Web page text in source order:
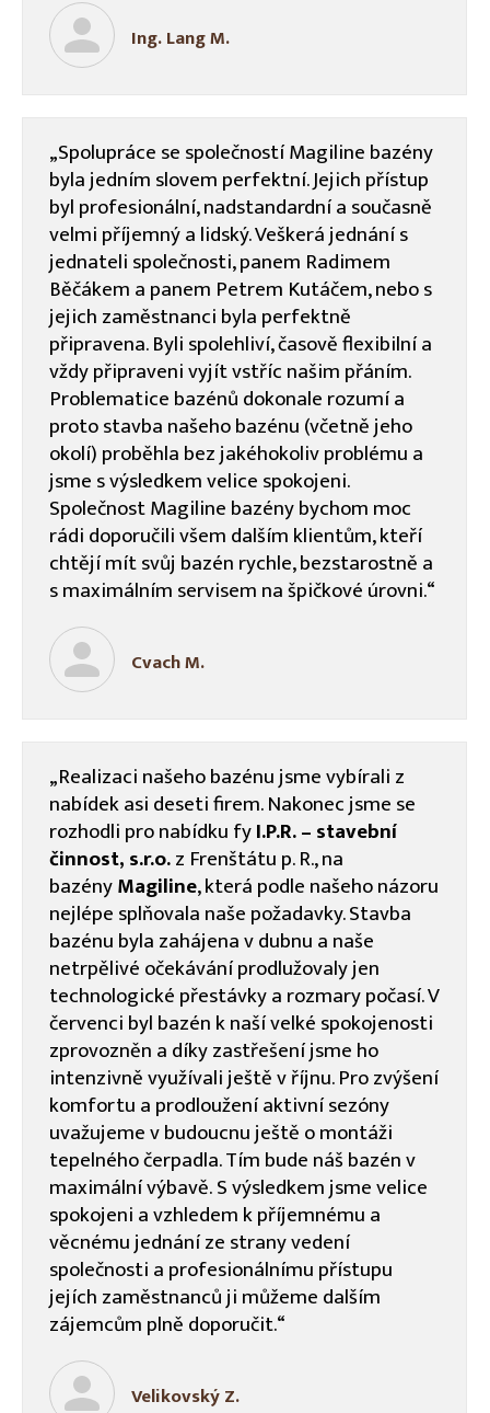
Ing. Lang M.
„Spolupráce se společností Magiline bazény
byla jedním slovem perfektní. Jejich přístup
byl profesionální, nadstandardní a současně
velmi příjemný a lidský. Veškerá jednání s
jednateli společnosti, panem Radimem
Běčákem a panem Petrem Kutáčem, nebo s
jejich zaměstnanci byla perfektně
připravena. Byli spolehliví, časově flexibilní a
vždy připraveni vyjít vstříc našim přáním.
Problematice bazénů dokonale rozumí a
proto stavba našeho bazénu (včetně jeho
okolí) proběhla bez jakéhokoliv problému a
jsme s výsledkem velice spokojeni.
Společnost Magiline bazény bychom moc
rádi doporučili všem dalším klientům, kteří
chtějí mít svůj bazén rychle, bezstarostně a
s maximálním servisem na špičkové úrovni.“
Cvach M.
„Realizaci našeho bazénu jsme vybírali z
nabídek asi deseti firem. Nakonec jsme se
rozhodli pro nabídku fyI.P.R. – stavební
činnost, s.r.o.z Frenštátu p. R., na
bazényMagiline, která podle našeho názoru
nejlépe splňovala naše požadavky.Stavba
bazénu byla zahájena v dubnu a naše
netrpělivé očekávání prodlužovaly jen
technologické přestávky a rozmary počasí. V
červenci byl bazén k naší velké spokojenosti
zprovozněn a díky zastřešení jsme ho
intenzivně využívali ještě v říjnu. Pro zvýšení
komfortu a prodloužení aktivní sezóny
uvažujeme v budoucnu ještě o montáži
tepelného čerpadla. Tím bude náš bazén v
maximální výbavě.S výsledkem jsme velice
spokojeni a vzhledem k příjemnému a
věcnému jednání ze strany vedení
společnosti a profesionálnímu přístupu
jejích zaměstnanců ji můžeme dalším
zájemcům plně doporučit.“
Velikovský Z.